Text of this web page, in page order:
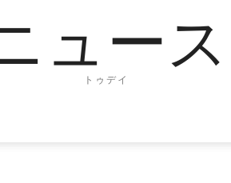
ュース
トゥデイ